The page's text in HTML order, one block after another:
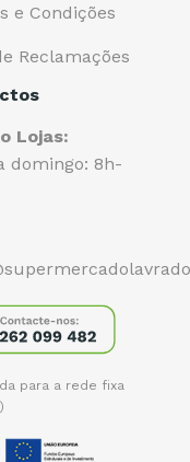
e Condições
Reclamações
Lojas:
domingo: 8h-
para a rede fixa